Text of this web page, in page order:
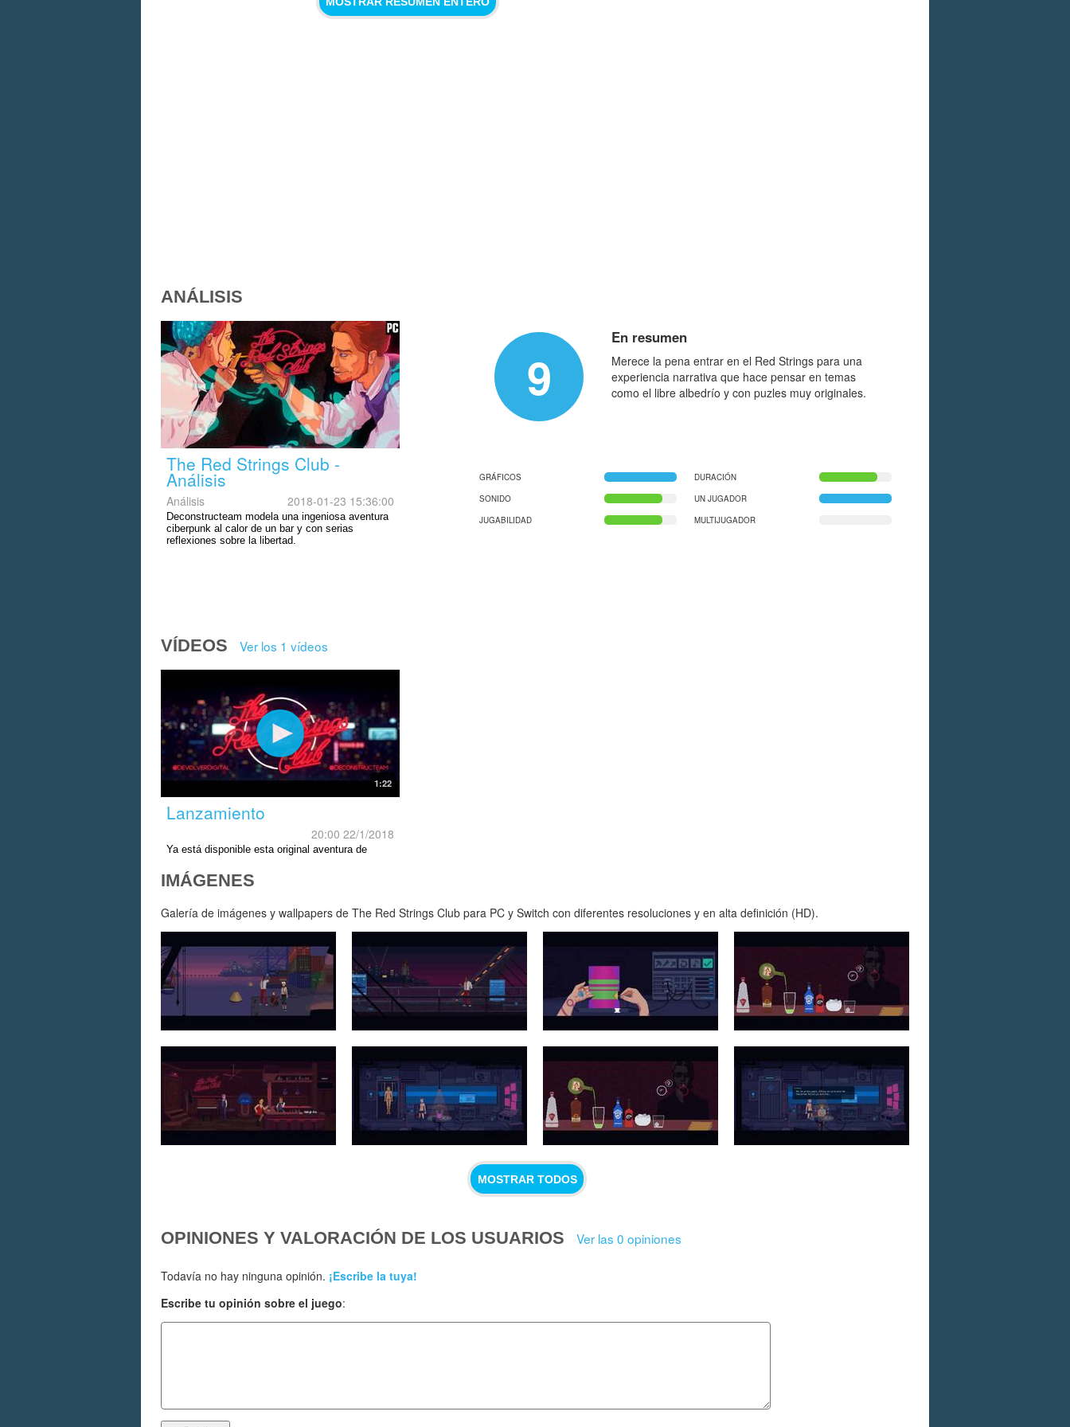
ANÁLISIS
The Red Strings Club -
Análisis
Análisis 2018-01-23 15:36:00
Deconstructeam modela una ingeniosa aventura
ciberpunk al calor de un bar y con serias
reflexiones sobre la libertad.
9
En resumen
Merece la pena entrar en el Red Strings para una
experiencia narrativa que hace pensar en temas
como el libre albedrío y con puzles muy originales.
GRÁFICOS
DURACIÓN
SONIDO
UN JUGADOR
JUGABILIDAD
MULTIJUGADOR
VÍDEOS Ver los 1 vídeos
1:22
Lanzamiento
20:00 22/1/2018
Ya está disponible esta original aventura de
IMÁGENES
Galería de imágenes y wallpapers de The Red Strings Club para PC y Switch con diferentes resoluciones y en alta definición (HD).
MOSTRAR TODOS
OPINIONES Y VALORACIÓN DE LOS USUARIOS Ver las 0 opiniones
Todavía no hay ninguna opinión. ¡Escribe la tuya!
Escribe tu opinión sobre el juego: